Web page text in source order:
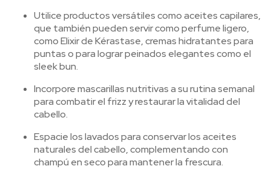
Utilice productos versátiles como aceites capilares,
que también pueden servir como perfume ligero,
como Elixir de Kérastase, cremas hidratantes para
puntas o para lograr peinados elegantes como el
sleek bun.
Incorpore mascarillas nutritivas a su rutina semanal
para combatir el frizz y restaurar la vitalidad del
cabello.
Espacie los lavados para conservar los aceites
naturales del cabello, complementando con
champú en seco para mantener la frescura.